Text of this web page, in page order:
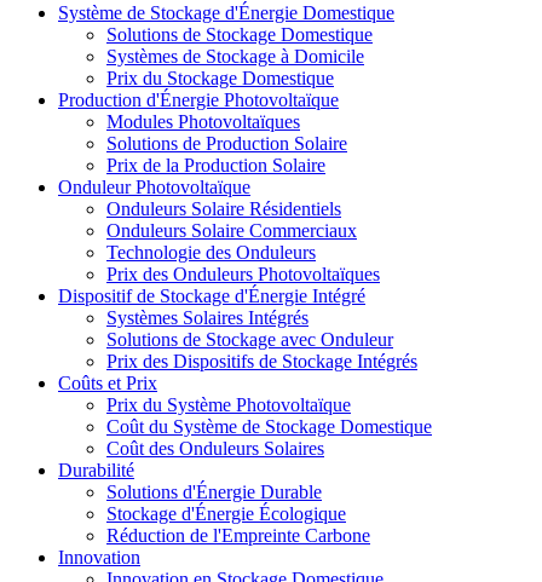
Système de Stockage d'Énergie Domestique
Solutions de Stockage Domestique
Systèmes de Stockage à Domicile
Prix du Stockage Domestique
Production d'Énergie Photovoltaïque
Modules Photovoltaïques
Solutions de Production Solaire
Prix de la Production Solaire
Onduleur Photovoltaïque
Onduleurs Solaire Résidentiels
Onduleurs Solaire Commerciaux
Technologie des Onduleurs
Prix des Onduleurs Photovoltaïques
Dispositif de Stockage d'Énergie Intégré
Systèmes Solaires Intégrés
Solutions de Stockage avec Onduleur
Prix des Dispositifs de Stockage Intégrés
Coûts et Prix
Prix du Système Photovoltaïque
Coût du Système de Stockage Domestique
Coût des Onduleurs Solaires
Durabilité
Solutions d'Énergie Durable
Stockage d'Énergie Écologique
Réduction de l'Empreinte Carbone
Innovation